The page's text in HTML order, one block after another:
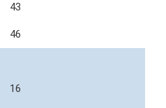
43
46
16